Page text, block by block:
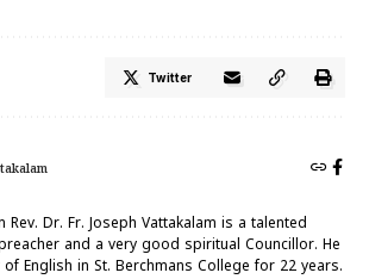
Twitter
Dr. Fr. Joseph Vattakalam is a talented
and a very good spiritual Councillor. He
English in St. Berchmans College for 22 years.